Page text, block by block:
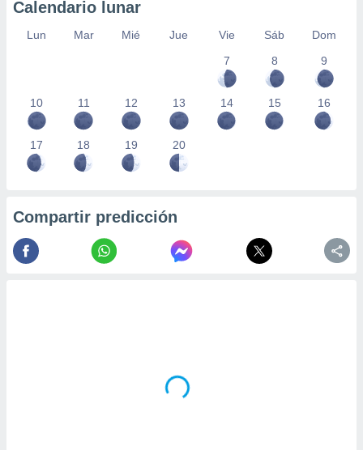
Calendario lunar
Lun Mar Mié Jue Vie Sáb
Dom
7
8 9
10 11 12 13 14 15 16
17 18 19 20
Compartir predicción